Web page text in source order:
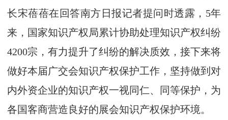
长宋蓓蓓在回答南方日报记者提问时透露，5年
来，国家知识产权局累计协助处理知识产权纠纷
4200宗，有力提升了纠纷的解决质效，接下来将
做好本届广交会知识产权保护工作，坚持做到对
内外资企业的知识产权一视同仁、同等保护，为
各国客商营造良好的展会知识产权保护环境。